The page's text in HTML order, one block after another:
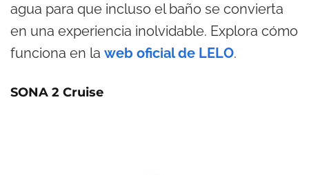
agua para que incluso el baño se convierta
en una experiencia inolvidable. Explora cómo
funciona en la web oficial de LELO.
SONA 2 Cruise